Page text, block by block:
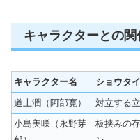
キャラクターとの関
キャラクター名
ショウタ
道上潤（阿部寛）
対立する
小島美咲（永野芽
板挟みの